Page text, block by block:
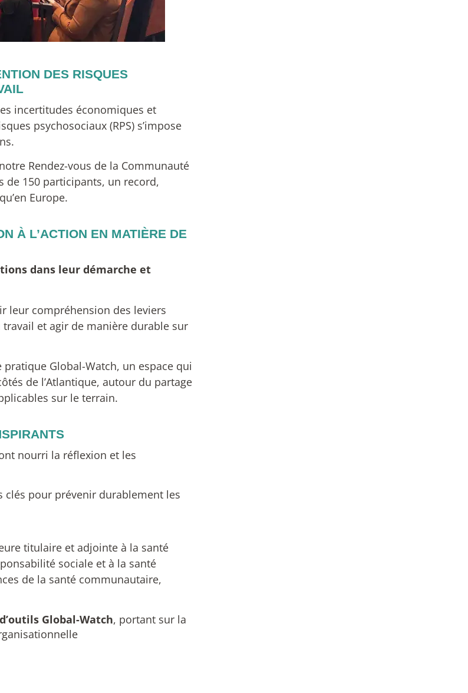
DES RISQUES
incertitudes économiques et
psychosociaux (RPS) s’impose
Rendez-vous de la Communauté
de 150 participants, un record,
Europe.
À L’ACTION EN MATIÈRE DE
dans leur démarche et
leur compréhension des leviers
et agir de manière durable sur
pratique Global-Watch, un espace qui
de l’Atlantique, autour du partage
sur le terrain.
nourri la réflexion et les
clés pour prévenir durablement les
titulaire et adjointe à la santé
sociale et à la santé
de la santé communautaire,
Global-Watch, portant sur la